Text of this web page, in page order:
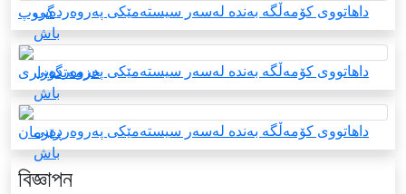
داهاتووی کۆمەڵگە بەندە لەسەر سیستەمێکی پەروەردەیی
باش
گروپ
داهاتووی کۆمەڵگە بەندە لەسەر سیستەمێکی پەروەردەیی
باش
خزمەتگوزاری
داهاتووی کۆمەڵگە بەندە لەسەر سیستەمێکی پەروەردەیی
باش
ڕێزمان
বিজ্ঞাপন